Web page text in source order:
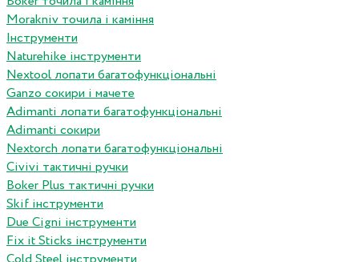
Morakniv точила і каміння
Інструменти
Naturehike інструменти
Nextool лопати багатофункціональні
Ganzo сокири і мачете
Adimanti лопати багатофункціональні
Adimanti сокири
Nextorch лопати багатофункціональні
Сivivi тактичні ручки
Boker Plus тактичні ручки
Skif інструменти
Due Cigni інструменти
Fix it Sticks інструменти